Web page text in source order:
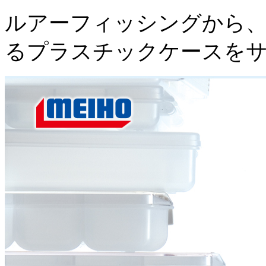
ルアーフィッシングから
るプラスチックケースを